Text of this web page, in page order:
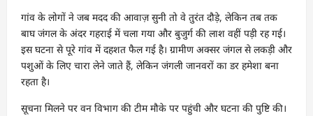
गांव के लोगों ने जब मदद की आवाज़ सुनी तो वे तुरंत दौड़े, लेकिन तब तक
बाघ जंगल के अंदर गहराई में चला गया और बुजुर्ग की लाश वहीं पड़ी रह गई।
इस घटना से पूरे गांव में दहशत फैल गई है। ग्रामीण अक्सर जंगल से लकड़ी और
पशुओं के लिए चारा लेने जाते हैं, लेकिन जंगली जानवरों का डर हमेशा बना
रहता है।
सूचना मिलने पर वन विभाग की टीम मौके पर पहुंची और घटना की पुष्टि की।